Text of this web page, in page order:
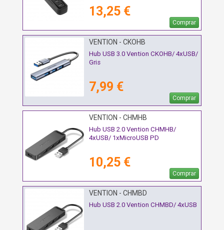
13,25 €
Comprar
VENTION - CKOHB
Hub USB 3.0 Vention CKOHB/ 4xUSB/
Gris
7,99 €
Comprar
VENTION - CHMHB
Hub USB 2.0 Vention CHMHB/
4xUSB/ 1xMicroUSB PD
10,25 €
Comprar
VENTION - CHMBD
Hub USB 2.0 Vention CHMBD/ 4xUSB